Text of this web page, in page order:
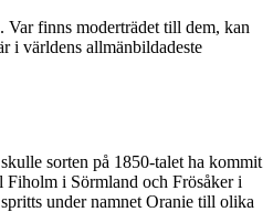
Var finns moderträdet till dem, kan
i världens allmänbildadeste
sorten på 1850-talet ha kommit
i Sörmland och Frösåker i
under namnet Oranie till olika